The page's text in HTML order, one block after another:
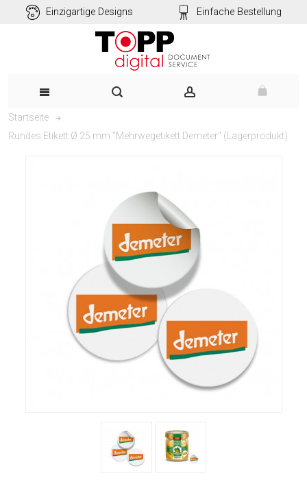
Einzigartige Designs Einfache Bestellung
Startseite
Rundes Etikett Ø 25 mm "Mehrwegetikett Demeter" (Lagerprodukt)